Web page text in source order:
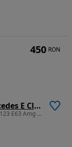
Prelungire splitter bara spate Mercedes E Class S123 E63 Amg Estate 2017- v5 - Maxton Design
Prelungire splitter bara spate Mercedes E Class S123 E63 Amg Estate 2017- v5 - Maxton Design
450 RON